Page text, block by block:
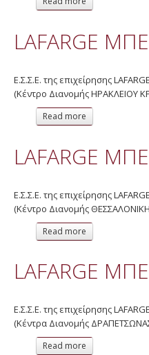
LAFARGE
Ε.Σ.Σ.Ε. της επιχείρησης
(Κέντρο Διανομής ΗΡΑΚΛΕΙΟΥ
Read more
LAFARGE
Ε.Σ.Σ.Ε. της επιχείρησης
(Κέντρο Διανομής
Read more
LAFARGE
Ε.Σ.Σ.Ε. της επιχείρησης
(Κέντρα Διανομής
Read more